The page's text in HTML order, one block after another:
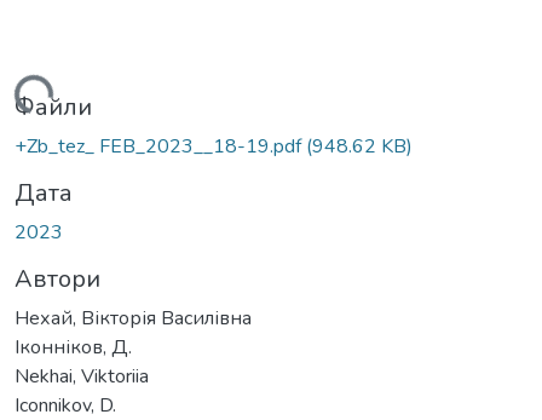
Вантажиться...
Файли
+Zb_tez_ FEB_2023__18-19.pdf(948.62 KB)
Дата
2023
Автори
Нехай, Вікторія Василівна
Іконніков, Д.
Nekhai, Viktoriia
Iconnikov, D.